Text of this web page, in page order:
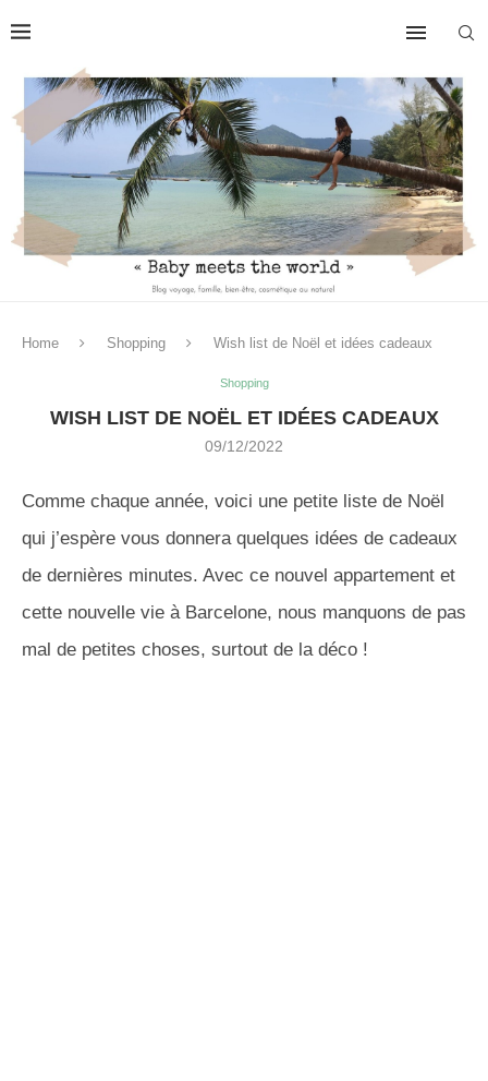
Home Shopping Wish list de Noël et idées cadeaux
Shopping
WISH LIST DE NOËL ET IDÉES CADEAUX
09/12/2022
Comme chaque année, voici une petite liste de Noël
qui j’espère vous donnera quelques idées de cadeaux
de dernières minutes. Avec ce nouvel appartement et
cette nouvelle vie à Barcelone, nous manquons de pas
mal de petites choses, surtout de la déco !